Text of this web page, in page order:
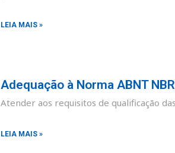
LEIA MAIS »
Adequação à Norma ABNT
Atender aos requisitos de qualificação
LEIA MAIS »